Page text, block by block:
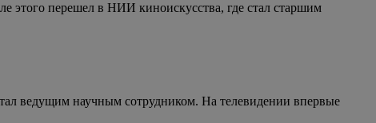
этого перешел в НИИ киноискусства, где стал старшим
ведущим научным сотрудником. На телевидении впервые